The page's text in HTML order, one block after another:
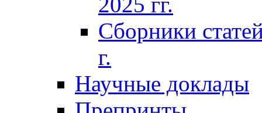
Сборники
г.
Научные доклады